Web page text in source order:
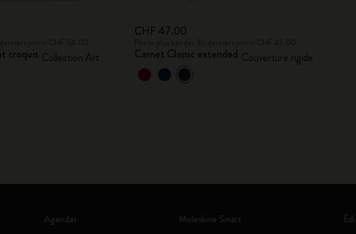
croquis Collection Art
CHF 47.00
Carnet Classic extended Couverture rigide
Agendas Moleskine Smart